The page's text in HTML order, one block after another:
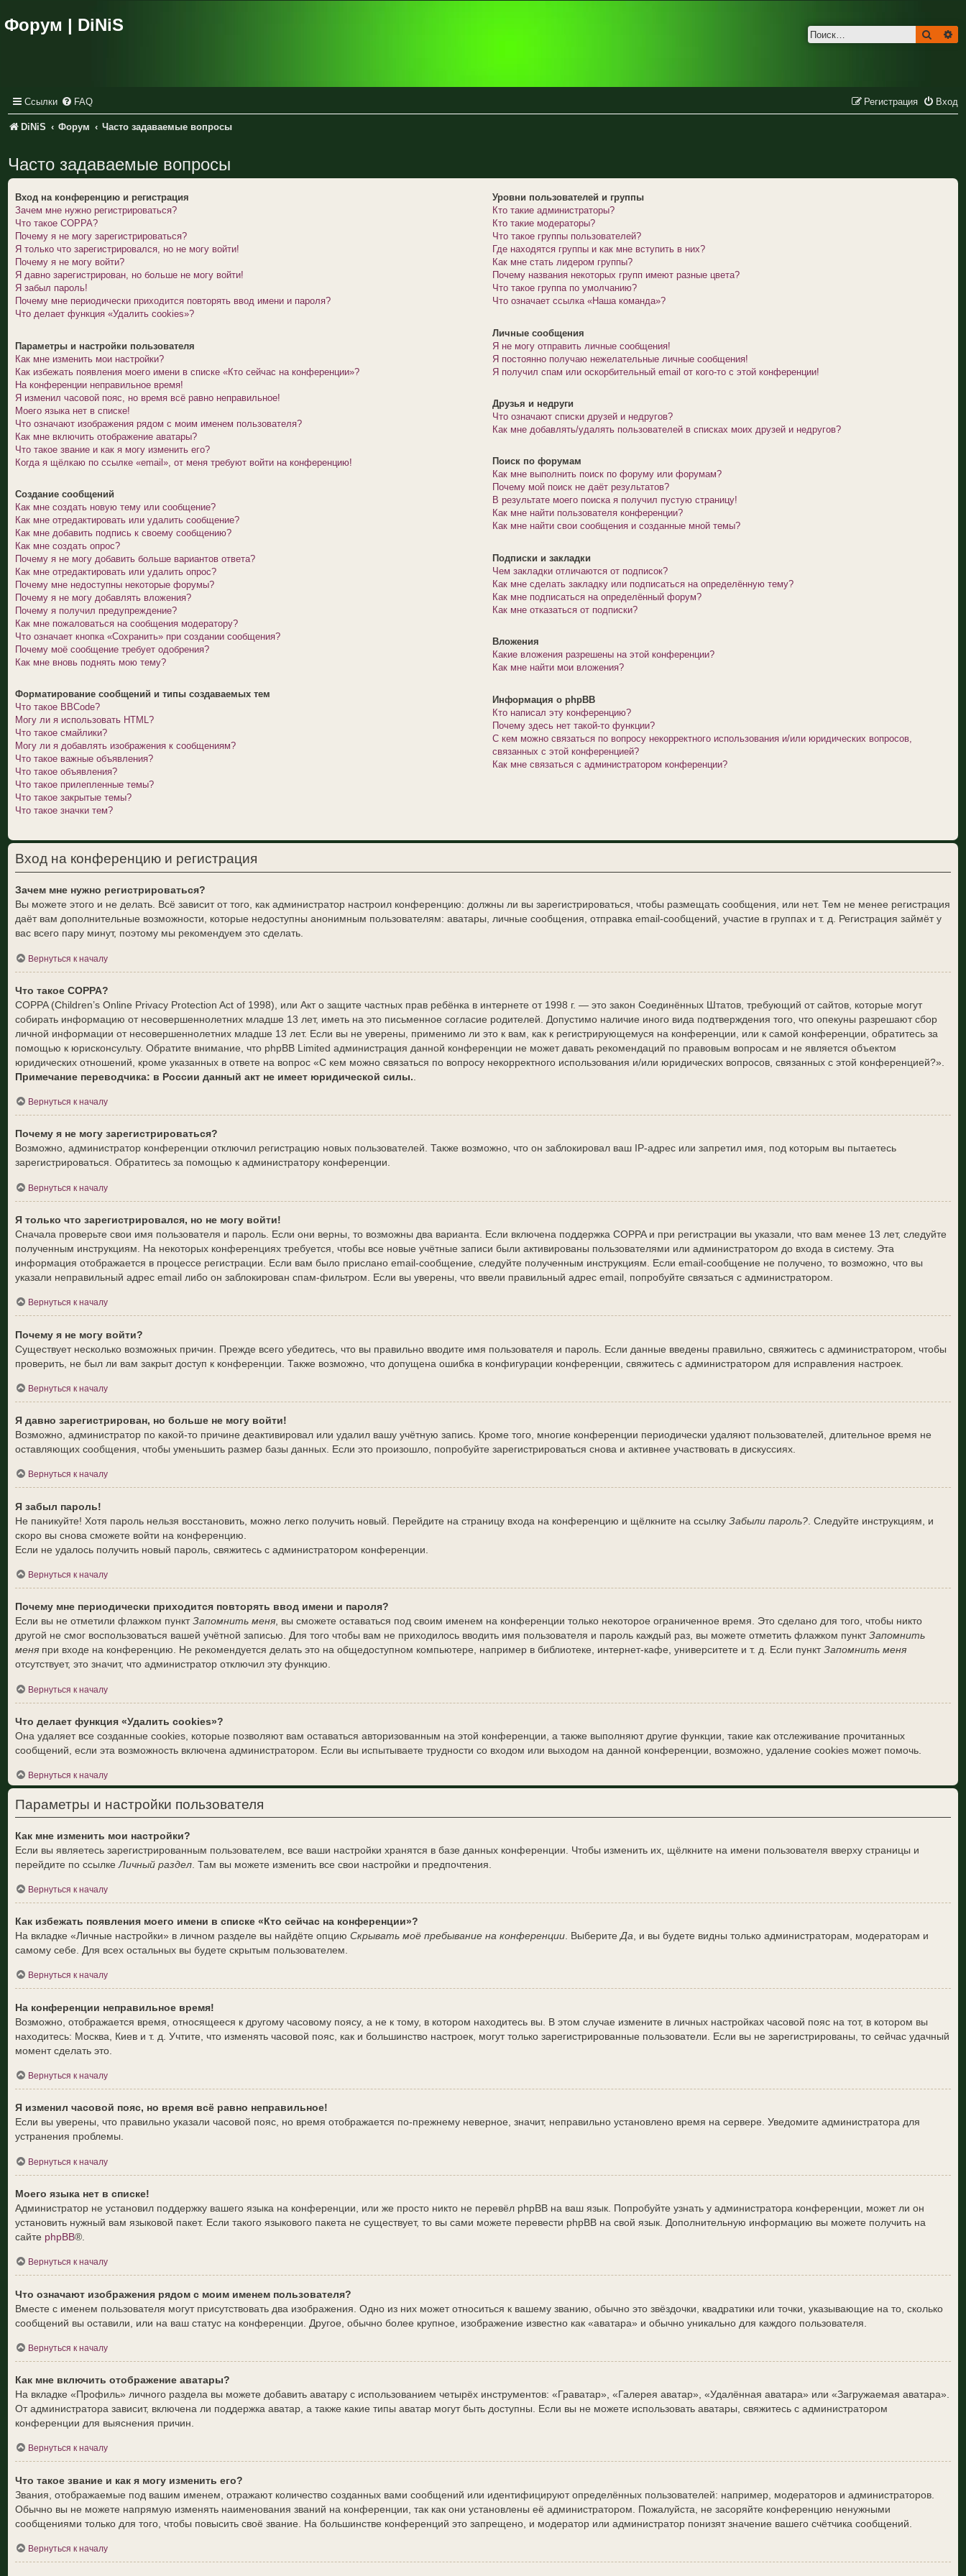
Форум | DiNiS Поиск
Ссылки FAQ Вход
Регистрация
DiNiS Форум Часто задаваемые вопросы
Часто задаваемые вопросы
Вход на конференцию и регистрация
Зачем мне нужно регистрироваться?
Что такое COPPA?
Почему я не могу зарегистрироваться?
Я только что зарегистрировался, но не могу войти!
Почему я не могу войти?
Я давно зарегистрирован, но больше не могу войти!
Я забыл пароль!
Почему мне периодически приходится повторять ввод имени и пароля?
Что делает функция «Удалить cookies»?
Параметры и настройки пользователя
Как мне изменить мои настройки?
Как избежать появления моего имени в списке «Кто сейчас на конференции»?
На конференции неправильное время!
Я изменил часовой пояс, но время всё равно неправильное!
Моего языка нет в списке!
Что означают изображения рядом с моим именем пользователя?
Как мне включить отображение аватары?
Что такое звание и как я могу изменить его?
Когда я щёлкаю по ссылке «email», от меня требуют войти на конференцию!
Создание сообщений
Как мне создать новую тему или сообщение?
Как мне отредактировать или удалить сообщение?
Как мне добавить подпись к своему сообщению?
Как мне создать опрос?
Почему я не могу добавить больше вариантов ответа?
Как мне отредактировать или удалить опрос?
Почему мне недоступны некоторые форумы?
Почему я не могу добавлять вложения?
Почему я получил предупреждение?
Как мне пожаловаться на сообщения модератору?
Что означает кнопка «Сохранить» при создании сообщения?
Почему моё сообщение требует одобрения?
Как мне вновь поднять мою тему?
Форматирование сообщений и типы создаваемых тем
Что такое BBCode?
Могу ли я использовать HTML?
Что такое смайлики?
Могу ли я добавлять изображения к сообщениям?
Что такое важные объявления?
Что такое объявления?
Что такое прилепленные темы?
Что такое закрытые темы?
Что такое значки тем?
Уровни пользователей и группы
Кто такие администраторы?
Кто такие модераторы?
Что такое группы пользователей?
Где находятся группы и как мне вступить в них?
Как мне стать лидером группы?
Почему названия некоторых групп имеют разные цвета?
Что такое группа по умолчанию?
Что означает ссылка «Наша команда»?
Личные сообщения
Я не могу отправить личные сообщения!
Я постоянно получаю нежелательные личные сообщения!
Я получил спам или оскорбительный email от кого-то с этой конференции!
Друзья и недруги
Что означают списки друзей и недругов?
Как мне добавлять/удалять пользователей в списках моих друзей и недругов?
Поиск по форумам
Как мне выполнить поиск по форуму или форумам?
Почему мой поиск не даёт результатов?
В результате моего поиска я получил пустую страницу!
Как мне найти пользователя конференции?
Как мне найти свои сообщения и созданные мной темы?
Подписки и закладки
Чем закладки отличаются от подписок?
Как мне сделать закладку или подписаться на определённую тему?
Как мне подписаться на определённый форум?
Как мне отказаться от подписки?
Вложения
Какие вложения разрешены на этой конференции?
Как мне найти мои вложения?
Информация о phpBB
Кто написал эту конференцию?
Почему здесь нет такой-то функции?
С кем можно связаться по вопросу некорректного использования и/или юридических вопросов,
связанных с этой конференцией?
Как мне связаться с администратором конференции?
Вход на конференцию и регистрация
Зачем мне нужно регистрироваться?
Вы можете этого и не делать. Всё зависит от того, как администратор настроил конференцию: должны ли вы зарегистрироваться, чтобы размещать сообщения, или нет. Тем не менее регистрация
даёт вам дополнительные возможности, которые недоступны анонимным пользователям: аватары, личные сообщения, отправка email-сообщений, участие в группах и т. д. Регистрация займёт у
вас всего пару минут, поэтому мы рекомендуем это сделать.
Вернуться к началу
Что такое COPPA?
COPPA (Children’s Online Privacy Protection Act of 1998), или Акт о защите частных прав ребёнка в интернете от 1998 г. — это закон Соединённых Штатов, требующий от сайтов, которые могут
собирать информацию от несовершеннолетних младше 13 лет, иметь на это письменное согласие родителей. Допустимо наличие иного вида подтверждения того, что опекуны разрешают сбор
личной информации от несовершеннолетних младше 13 лет. Если вы не уверены, применимо ли это к вам, как к регистрирующемуся на конференции, или к самой конференции, обратитесь за
помощью к юрисконсульту. Обратите внимание, что phpBB Limited администрация данной конференции не может давать рекомендаций по правовым вопросам и не является объектом
юридических отношений, кроме указанных в ответе на вопрос «С кем можно связаться по вопросу некорректного использования и/или юридических вопросов, связанных с этой конференцией?».
Примечание переводчика: в России данный акт не имеет юридической силы.
Вернуться к началу
Почему я не могу зарегистрироваться?
Возможно, администратор конференции отключил регистрацию новых пользователей. Также возможно, что он заблокировал ваш IP-адрес или запретил имя, под которым вы пытаетесь
зарегистрироваться. Обратитесь за помощью к администратору конференции.
Вернуться к началу
Я только что зарегистрировался, но не могу войти!
Сначала проверьте свои имя пользователя и пароль. Если они верны, то возможны два варианта. Если включена поддержка COPPA и при регистрации вы указали, что вам менее 13 лет, следуйте
полученным инструкциям. На некоторых конференциях требуется, чтобы все новые учётные записи были активированы пользователями или администратором до входа в систему. Эта
информация отображается в процессе регистрации. Если вам было прислано email-сообщение, следуйте полученным инструкциям. Если email-сообщение не получено, то возможно, что вы
указали неправильный адрес email либо он заблокирован спам-фильтром. Если вы уверены, что ввели правильный адрес email, попробуйте связаться с администратором.
Вернуться к началу
Почему я не могу войти?
Существует несколько возможных причин. Прежде всего убедитесь, что вы правильно вводите имя пользователя и пароль. Если данные введены правильно, свяжитесь с администратором, чтобы
проверить, не был ли вам закрыт доступ к конференции. Также возможно, что допущена ошибка в конфигурации конференции, свяжитесь с администратором для исправления настроек.
Вернуться к началу
Я давно зарегистрирован, но больше не могу войти!
Возможно, администратор по какой-то причине деактивировал или удалил вашу учётную запись. Кроме того, многие конференции периодически удаляют пользователей, длительное время не
оставляющих сообщения, чтобы уменьшить размер базы данных. Если это произошло, попробуйте зарегистрироваться снова и активнее участвовать в дискуссиях.
Вернуться к началу
Я забыл пароль!
Не паникуйте! Хотя пароль нельзя восстановить, можно легко получить новый. Перейдите на страницу входа на конференцию и щёлкните на ссылку Забыли пароль? . Следуйте инструкциям, и
скоро вы снова сможете войти на конференцию.
Если не удалось получить новый пароль, свяжитесь с администратором конференции.
Вернуться к началу
Почему мне периодически приходится повторять ввод имени и пароля?
Если вы не отметили флажком пунктЗапомнить меня, вы сможете оставаться под своим именем на конференции только некоторое ограниченное время. Это сделано для того, чтобы никто
другой не смог воспользоваться вашей учётной записью. Для того чтобы вам не приходилось вводить имя пользователя и пароль каждый раз, вы можете отметить флажком пунктЗапомнить
меня при входе на конференцию. Не рекомендуется делать это на общедоступном компьютере, например в библиотеке, интернет-кафе, университете и т. д. Если пунктЗапомнить меня
отсутствует, это значит, что администратор отключил эту функцию.
Вернуться к началу
Что делает функция «Удалить cookies»?
Она удаляет все созданные cookies, которые позволяют вам оставаться авторизованным на этой конференции, а также выполняют другие функции, такие как отслеживание прочитанных
сообщений, если эта возможность включена администратором. Если вы испытываете трудности со входом или выходом на данной конференции, возможно, удаление cookies может помочь.
Вернуться к началу
Параметры и настройки пользователя
Как мне изменить мои настройки?
Если вы являетесь зарегистрированным пользователем, все ваши настройки хранятся в базе данных конференции. Чтобы изменить их, щёлкните на имени пользователя вверху страницы и
перейдите по ссылке Личный раздел . Там вы можете изменить все свои настройки и предпочтения.
Вернуться к началу
Как избежать появления моего имени в списке «Кто сейчас на конференции»?
На вкладке «Личные настройки» в личном разделе вы найдёте опцию Скрывать моё пребывание на конференции. ВыберитеДа, и вы будете видны только администраторам, модераторам и
самому себе. Для всех остальных вы будете скрытым пользователем.
Вернуться к началу
На конференции неправильное время!
Возможно, отображается время, относящееся к другому часовому поясу, а не к тому, в котором находитесь вы. В этом случае измените в личных настройках часовой пояс на тот, в котором вы
находитесь: Москва, Киев и т. д. Учтите, что изменять часовой пояс, как и большинство настроек, могут только зарегистрированные пользователи. Если вы не зарегистрированы, то сейчас удачный
момент сделать это.
Вернуться к началу
Я изменил часовой пояс, но время всё равно неправильное!
Если вы уверены, что правильно указали часовой пояс, но время отображается по-прежнему неверное, значит, неправильно установлено время на сервере. Уведомите администратора для
устранения проблемы.
Вернуться к началу
Моего языка нет в списке!
Администратор не установил поддержку вашего языка на конференции, или же просто никто не перевёл phpBB на ваш язык. Попробуйте узнать у администратора конференции, может ли он
установить нужный вам языковой пакет. Если такого языкового пакета не существует, то вы сами можете перевести phpBB на свой язык. Дополнительную информацию вы можете получить на
сайте phpBB®.
Вернуться к началу
Что означают изображения рядом с моим именем пользователя?
Вместе с именем пользователя могут присутствовать два изображения. Одно из них может относиться к вашему званию, обычно это звёздочки, квадратики или точки, указывающие на то, сколько
сообщений вы оставили, или на ваш статус на конференции. Другое, обычно более крупное, изображение известно как «аватара» и обычно уникально для каждого пользователя.
Вернуться к началу
Как мне включить отображение аватары?
На вкладке «Профиль» личного раздела вы можете добавить аватару с использованием четырёх инструментов: «Граватар», «Галерея аватар», «Удалённая аватара» или «Загружаемая аватара».
От администратора зависит, включена ли поддержка аватар, а также какие типы аватар могут быть доступны. Если вы не можете использовать аватары, свяжитесь с администратором
конференции для выяснения причин.
Вернуться к началу
Что такое звание и как я могу изменить его?
Звания, отображаемые под вашим именем, отражают количество созданных вами сообщений или идентифицируют определённых пользователей: например, модераторов и администраторов.
Обычно вы не можете напрямую изменять наименования званий на конференции, так как они установлены её администратором. Пожалуйста, не засоряйте конференцию ненужными
сообщениями только для того, чтобы повысить своё звание. На большинстве конференций это запрещено, и модератор или администратор понизят значение вашего счётчика сообщений.
Вернуться к началу